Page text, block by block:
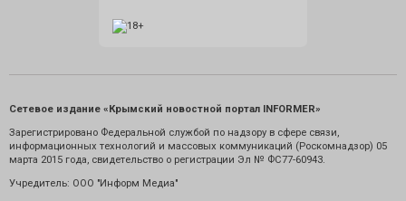
Сетевое издание «Крымский новостной портал INFORMER»
Зарегистрировано Федеральной службой по надзору в сфере связи,
информационных технологий и массовых коммуникаций (Роскомнадзор) 05
марта 2015 года, свидетельство о регистрации Эл № ФС77-60943.
Учредитель: ООО "Информ Медиа"